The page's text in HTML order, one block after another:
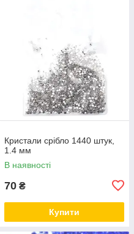
Кристали срібло 1440 штук,
1.4 мм
В наявності
70 ₴
Купити